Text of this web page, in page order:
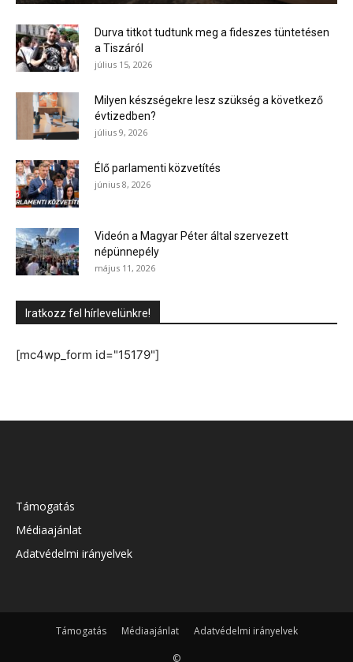
Durva titkot tudtunk meg a fideszes tüntetésen
a Tiszáról
július 15, 2026
Milyen készségekre lesz szükség a következő
évtizedben?
július 9, 2026
Élő parlamenti közvetítés
június 8, 2026
Videón a Magyar Péter által szervezett
népünnepély
május 11, 2026
Iratkozz fel hírlevelünkre!
[mc4wp_form id="15179"]
Támogatás
Médiaajánlat
Adatvédelmi irányelvek
Támogatás Médiaajánlat Adatvédelmi irányelvek
©